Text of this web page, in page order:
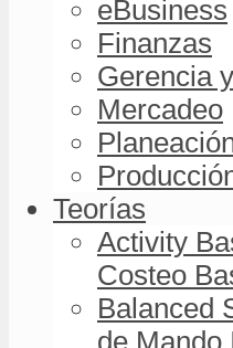
eBusiness
Finanzas
Gerencia
Mercadeo
Teorías
Activity
Costeo
Balanced
de Mando